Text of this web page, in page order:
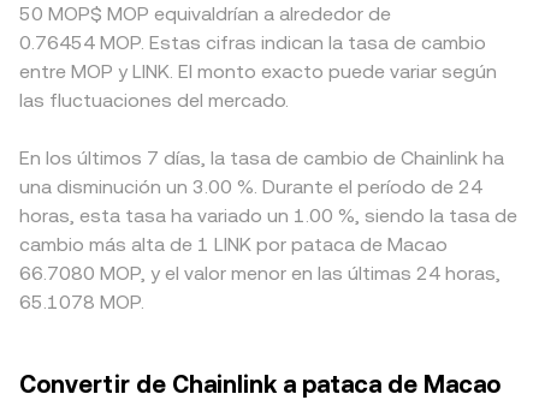
50 MOP$ MOP equivaldrían a alrededor de
0.76454 MOP. Estas cifras indican la tasa de cambio
entre MOP y LINK. El monto exacto puede variar según
las fluctuaciones del mercado.
En los últimos 7 días, la tasa de cambio de Chainlink ha
una disminución un 3.00 %. Durante el período de 24
horas, esta tasa ha variado un 1.00 %, siendo la tasa de
cambio más alta de 1 LINK por pataca de Macao
66.7080 MOP, y el valor menor en las últimas 24 horas,
65.1078 MOP.
Convertir de Chainlink a pataca de Macao